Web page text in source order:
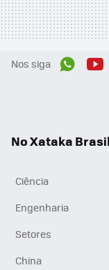
Nos siga
No Xataka
Ciência
Engenharia
Setores
China